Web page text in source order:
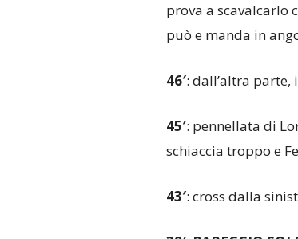
prova a scavalcarlo
può e manda in
46′: dall’altra parte,
45′: pennellata di
schiaccia troppo e
43′: cross dalla